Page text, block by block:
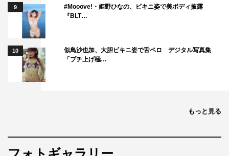
9
#Mooove!・姫野ひなの、ビキニ姿で美ボディ披露
『BLT…
10
似鳥沙也加、大胆ビキニ姿で舌ペロ デジタル写真集
「ブチ上げ極…
もっと見る